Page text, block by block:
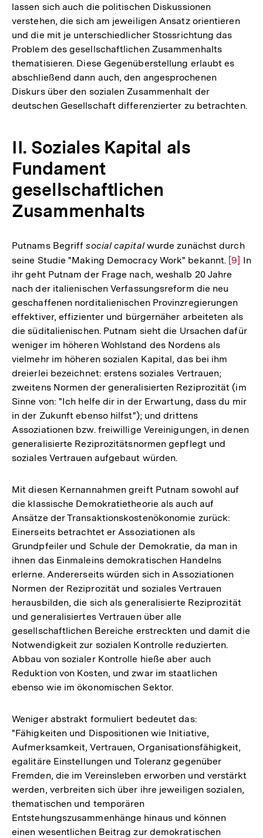
lassen sich auch die politischen Diskussionen
verstehen, die sich am jeweiligen Ansatz orientieren
und die mit je unterschiedlicher Stossrichtung das
Problem des gesellschaftlichen Zusammenhalts
thematisieren. Diese Gegenüberstellung erlaubt es
abschließend dann auch, den angesprochenen
Diskurs über den sozialen Zusammenhalt der
deutschen Gesellschaft differenzierter zu betrachten.
II. Soziales Kapital als
Fundament
gesellschaftlichen
Zusammenhalts
Putnams Begriffsocial capitalwurde zunächst durch
seine Studie "Making Democracy Work" bekannt. Zur
[9] In
ihr geht Putnam der Frage nach, weshalb 20 Jahre
nach der italienischen Verfassungsreform die neu
geschaffenen norditalienischen Provinzregierungen
effektiver, effizienter und bürgernäher arbeiteten als
die süditalienischen. Putnam sieht die Ursachen dafür
weniger im höheren Wohlstand des Nordens als
vielmehr im höheren sozialen Kapital, das bei ihm
dreierlei bezeichnet: erstens soziales Vertrauen;
zweitens Normen der generalisierten Reziprozität (im
Sinne von: "Ich helfe dir in der Erwartung, dass du mir
in der Zukunft ebenso hilfst"); und drittens
Assoziationen bzw. freiwillige Vereinigungen, in denen
generalisierte Reziprozitätsnormen gepflegt und
soziales Vertrauen aufgebaut würden.
Mit diesen Kernannahmen greift Putnam sowohl auf
die klassische Demokratietheorie als auch auf
Ansätze der Transaktionskostenökonomie zurück:
Einerseits betrachtet er Assoziationen als
Grundpfeiler und Schule der Demokratie, da man in
ihnen das Einmaleins demokratischen Handelns
erlerne. Andererseits würden sich in Assoziationen
Normen der Reziprozität und soziales Vertrauen
herausbilden, die sich als generalisierte Reziprozität
und generalisiertes Vertrauen über alle
gesellschaftlichen Bereiche erstreckten und damit die
Notwendigkeit zur sozialen Kontrolle reduzierten.
Abbau von sozialer Kontrolle hieße aber auch
Reduktion von Kosten, und zwar im staatlichen
ebenso wie im ökonomischen Sektor.
Weniger abstrakt formuliert bedeutet das:
"Fähigkeiten und Dispositionen wie Initiative,
Aufmerksamkeit, Vertrauen, Organisationsfähigkeit,
egalitäre Einstellungen und Toleranz gegenüber
Fremden, die im Vereinsleben erworben und verstärkt
werden, verbreiten sich über ihre jeweiligen sozialen,
thematischen und temporären
Entstehungszusammenhänge hinaus und können
einen wesentlichen Beitrag zur demokratischen